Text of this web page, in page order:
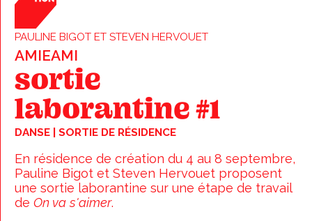
PAULINE BIGOT ET STEVEN HERVOUET
AMIEAMI
sortie
laborantine #1
DANSE | SORTIE DE RÉSIDENCE
En résidence de création du 4 au 8 septembre,
Pauline Bigot et Steven Hervouet proposent
une sortie laborantine sur une étape de travail
de On va s'aimer.